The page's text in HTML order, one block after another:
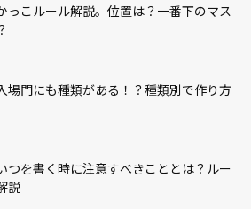
っこルール解説。位置は？一番下のマス
場門にも種類がある！？種類別で作り方
つを書く時に注意すべきこととは？ルー
説